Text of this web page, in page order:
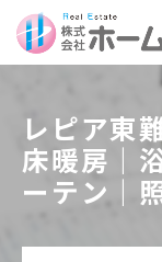
レピア東
床暖房｜
ーテン｜